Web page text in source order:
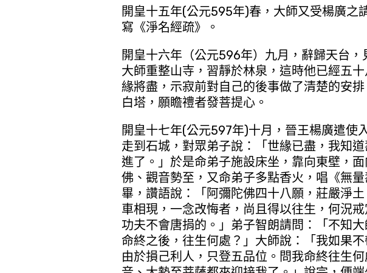
開皇十五年(公元595年)春，大師又受楊廣之
寫《淨名經疏》。
開皇十六年（公元596年）九月，辭歸天台，
大師重整山寺，習靜於林泉，這時他已經五
緣將盡，示寂前對自己的後事做了清楚的安
白塔，願瞻禮者發菩提心。
開皇十七年(公元597年)十月，晉王楊廣遣使
走到石城，對眾弟子說：「世緣已盡，我知
進了。」於是命弟子施設床坐，靠向東壁，
佛、觀音勢至，又命弟子多點香火，唱《無
畢，讚語說：「阿彌陀佛四十八願，莊嚴淨
車相現，一念改悔者，尚且得以往生，何況
功夫不會唐捐的。」弟子智朗請問：「不知
命終之後，往生何處？」大師說：「我如果
由於損己利人，只登五品位。問我命終往生